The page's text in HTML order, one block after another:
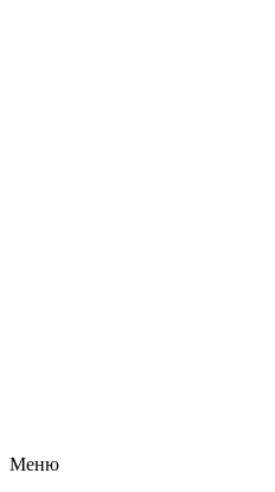
Меню